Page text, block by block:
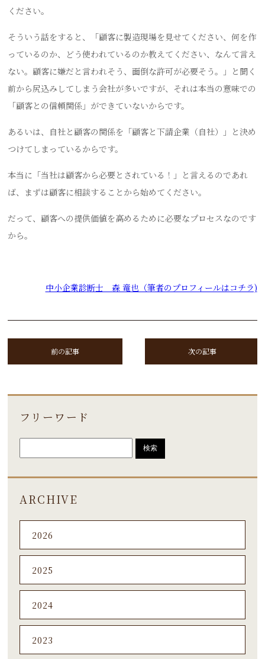
ください。
そういう話をすると、「顧客に製造現場を見せてください、何を作
っているのか、どう使われているのか教えてください、なんて言え
ない。顧客に嫌だと言われそう、面倒な許可が必要そう。」と聞く
前から尻込みしてしまう会社が多いですが、それは本当の意味での
「顧客との信頼関係」ができていないからです。
あるいは、自社と顧客の関係を「顧客と下請企業（自社）」と決め
つけてしまっているからです。
本当に「当社は顧客から必要とされている！」と言えるのであれ
ば、まずは顧客に相談することから始めてください。
だって、顧客への提供価値を高めるために必要なプロセスなのです
から。
中小企業診断士 森 竜也（筆者のプロフィールはコチラ)
前の記事 次の記事
フリーワード
ARCHIVE
2026
2025
2024
2023